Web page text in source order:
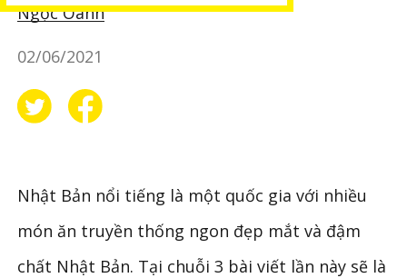
Ngọc Oanh
02/06/2021
Nhật Bản nổi tiếng là một quốc gia với nhiều
món ăn truyền thống ngon đẹp mắt và đậm
chất Nhật Bản. Tại chuỗi 3 bài viết lần này sẽ là